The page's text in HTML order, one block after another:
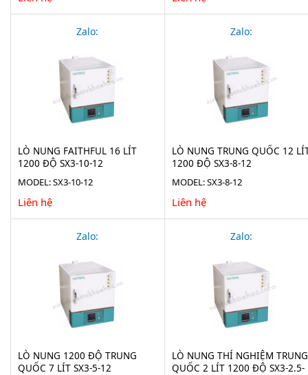
Zalo:
LÒ NUNG FAITHFUL 16 LÍT
1200 ĐỘ SX3-10-12
MODEL: SX3-10-12
Liên hệ
Zalo:
LÒ NUNG TRUNG QUỐC 12
1200 ĐỘ SX3-8-12
MODEL: SX3-8-12
Liên hệ
Zalo:
LÒ NUNG 1200 ĐỘ TRUNG
QUỐC 7 LÍT SX3-5-12
Zalo:
LÒ NUNG THÍ NGHIỆM TRUNG
QUỐC 2 LÍT 1200 ĐỘ SX3-2.5-